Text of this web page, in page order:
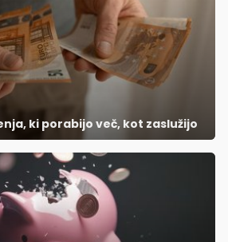
ki porabijo več, kot zaslužijo